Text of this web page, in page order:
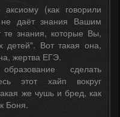
(как говорили
даёт знания Вашим
те знания, которые Вы,
детей". Вот такая она,
жертва ЕГЭ.
сделать
этот хайп вокруг
же чушь и бред, как
Боня.